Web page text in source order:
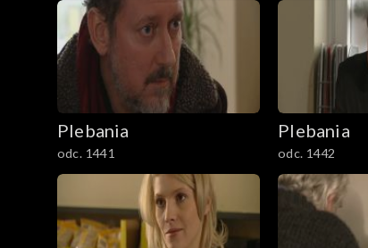
Plebania
odc. 1441
Plebania
odc. 1442